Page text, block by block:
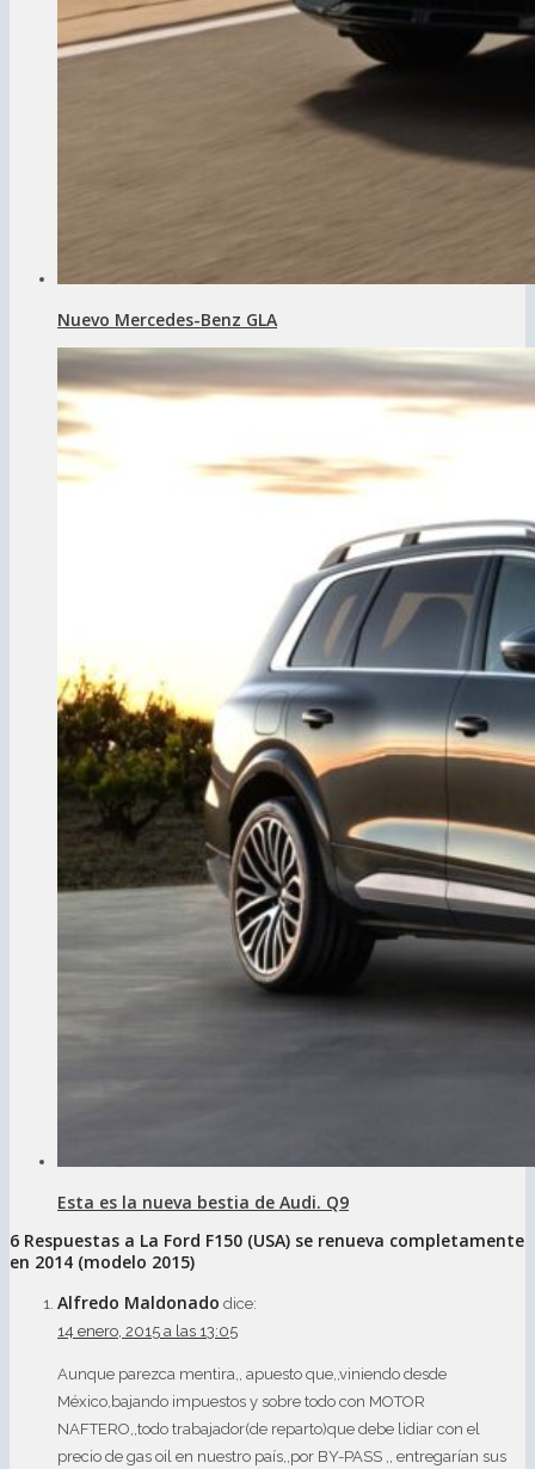
Nuevo Mercedes-Benz GLA
Esta es la nueva bestia de Audi. Q9
6 Respuestas a La Ford F150 (USA) se renueva completamente
en 2014 (modelo 2015)
Alfredo Maldonado dice:
14 enero, 2015 a las 13:05
Aunque parezca mentira,, apuesto que,,viniendo desde
México,bajando impuestos y sobre todo con MOTOR
NAFTERO,,todo trabajador(de reparto)que debe lidiar con el
precio de gas oil en nuestro país,,por BY-PASS ,, entregarían sus